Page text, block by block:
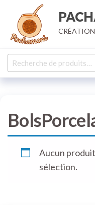
contenu
Recherche
pour :
Aucun
sélection.